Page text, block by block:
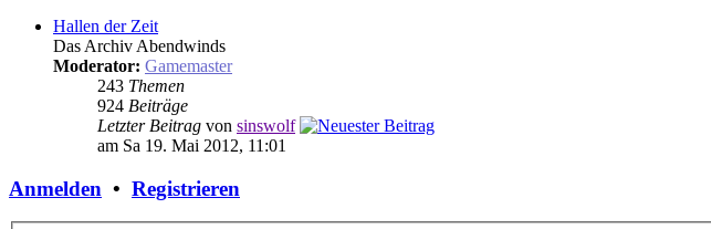
Hallen der Zeit
Das Archiv Abendwinds
Moderator: Gamemaster
243 Themen
924 Beiträge
Letzter Beitrag von sinswolf
am Sa 19. Mai 2012, 11:01
Anmelden • Registrieren